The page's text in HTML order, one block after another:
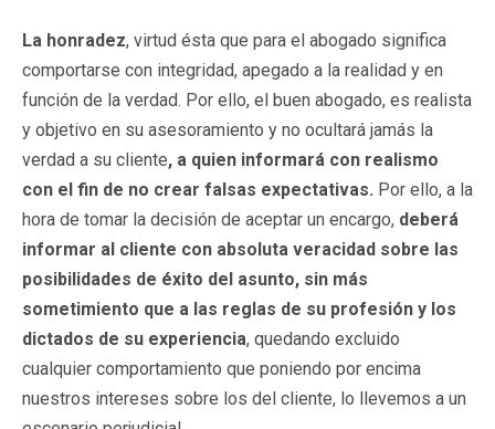
La honradez, virtud ésta que para el abogado significa
comportarse con integridad, apegado a la realidad y en
función de la verdad. Por ello, el buen abogado, es realista
y objetivo en su asesoramiento y no ocultará jamás la
verdad a su cliente, a quien informará con realismo
con el fin de no crear falsas expectativas. Por ello, a la
hora de tomar la decisión de aceptar un encargo, deberá
informar al cliente con absoluta veracidad sobre las
posibilidades de éxito del asunto, sin más
sometimiento que a las reglas de su profesión y los
dictados de su experiencia, quedando excluido
cualquier comportamiento que poniendo por encima
nuestros intereses sobre los del cliente, lo llevemos a un